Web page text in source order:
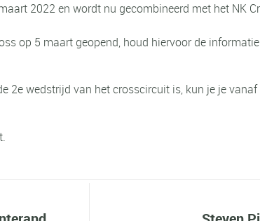
2022 en wordt nu gecombineerd met het NK
op 5 maart geopend, houd hiervoor de
2e wedstrijd van het crosscircuit is, kun je je